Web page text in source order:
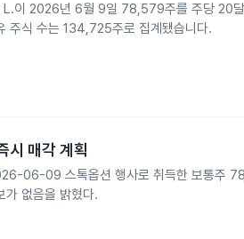
L.이 2026년 6월 9일 78,579주를 주당 20
주식 수는 134,725주로 집계됐습니다.
매각 계획
06-09 스톡옵션 행사로 취득한 보통주
가 없음을 밝혔다.